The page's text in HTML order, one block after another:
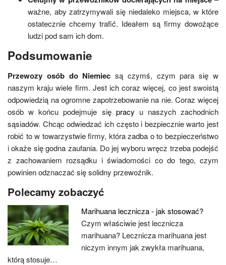
ważne, aby zatrzymywali się niedaleko miejsca, w które
ostatecznie chcemy trafić. Ideałem są firmy dowożące
ludzi pod sam ich dom.
Podsumowanie
Przewozy osób do Niemiec są czymś, czym para się w
naszym kraju wiele firm. Jest ich coraz więcej, co jest swoistą
odpowiedzią na ogromne zapotrzebowanie na nie. Coraz więcej
osób w końcu podejmuje się pracy u naszych zachodnich
sąsiadów. Chcąc odwiedzać ich często i bezpiecznie warto jest
robić to w towarzystwie firmy, która zadba o to bezpieczeństwo
i okaże się godna zaufania. Do jej wyboru wręcz trzeba podejść
z zachowaniem rozsądku i świadomości co do tego, czym
powinien odznaczać się solidny przewoźnik.
Polecamy zobaczyć
Marihuana lecznicza - jak stosować?
Czym właściwie jest lecznicza
marihuana? Lecznicza marihuana jest
niczym innym jak zwykła marihuana,
którą stosuje…